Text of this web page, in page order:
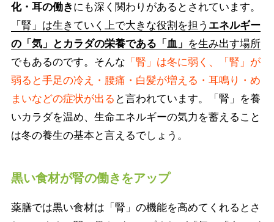
化・耳の働き にも深く関わりがあるとされています。
「腎」は生きていく上で大きな役割を担う エネルギー
の「気」とカラダの栄養である「血」 を生み出す場所
でもあるのです。そんな 「腎」は冬に弱く、「腎」が
弱ると手足の冷え・腰痛・白髪が増える・耳鳴り・め
まいなどの症状が出る と言われています。「腎」を養
いカラダを温め、生命エネルギーの気力を蓄えること
は冬の養生の基本と言えるでしょう。
黒い食材が腎の働きをアップ
薬膳では黒い食材は「腎」の機能を高めてくれるとさ